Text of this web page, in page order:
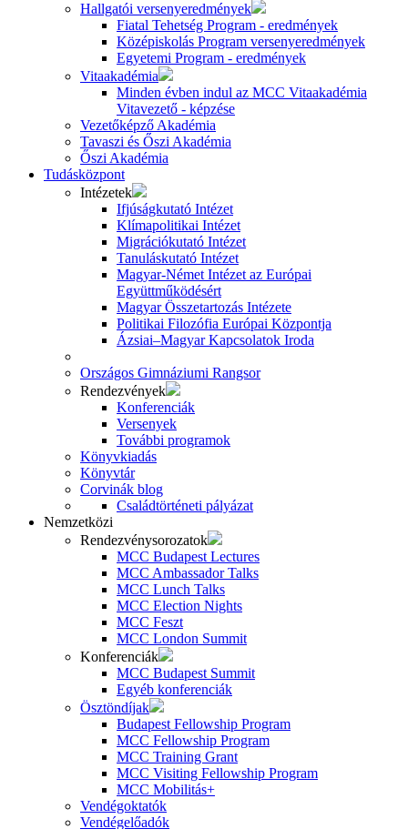
Hallgatói versenyeredmények
Fiatal Tehetség Program - eredmények
Középiskolás Program versenyeredmények
Egyetemi Program - eredmények
Vitaakadémia
Minden évben indul az MCC Vitaakadémia
Vitavezető - képzése
Vezetőképző Akadémia
Tavaszi és Őszi Akadémia
Őszi Akadémia
Tudásközpont
Intézetek
Ifjúságkutató Intézet
Klímapolitikai Intézet
Migrációkutató Intézet
Tanuláskutató Intézet
Magyar-Német Intézet az Európai
Együttműködésért
Magyar Összetartozás Intézete
Politikai Filozófia Európai Központja
Ázsiai–Magyar Kapcsolatok Iroda
Országos Gimnáziumi Rangsor
Rendezvények
Konferenciák
Versenyek
További programok
Könyvkiadás
Könyvtár
Corvinák blog
Családtörténeti pályázat
Nemzetközi
Rendezvénysorozatok
MCC Budapest Lectures
MCC Ambassador Talks
MCC Lunch Talks
MCC Election Nights
MCC Feszt
MCC London Summit
Konferenciák
MCC Budapest Summit
Egyéb konferenciák
Ösztöndíjak
Budapest Fellowship Program
MCC Fellowship Program
MCC Training Grant
MCC Visiting Fellowship Program
MCC Mobilitás+
Vendégoktatók
Vendégelőadók